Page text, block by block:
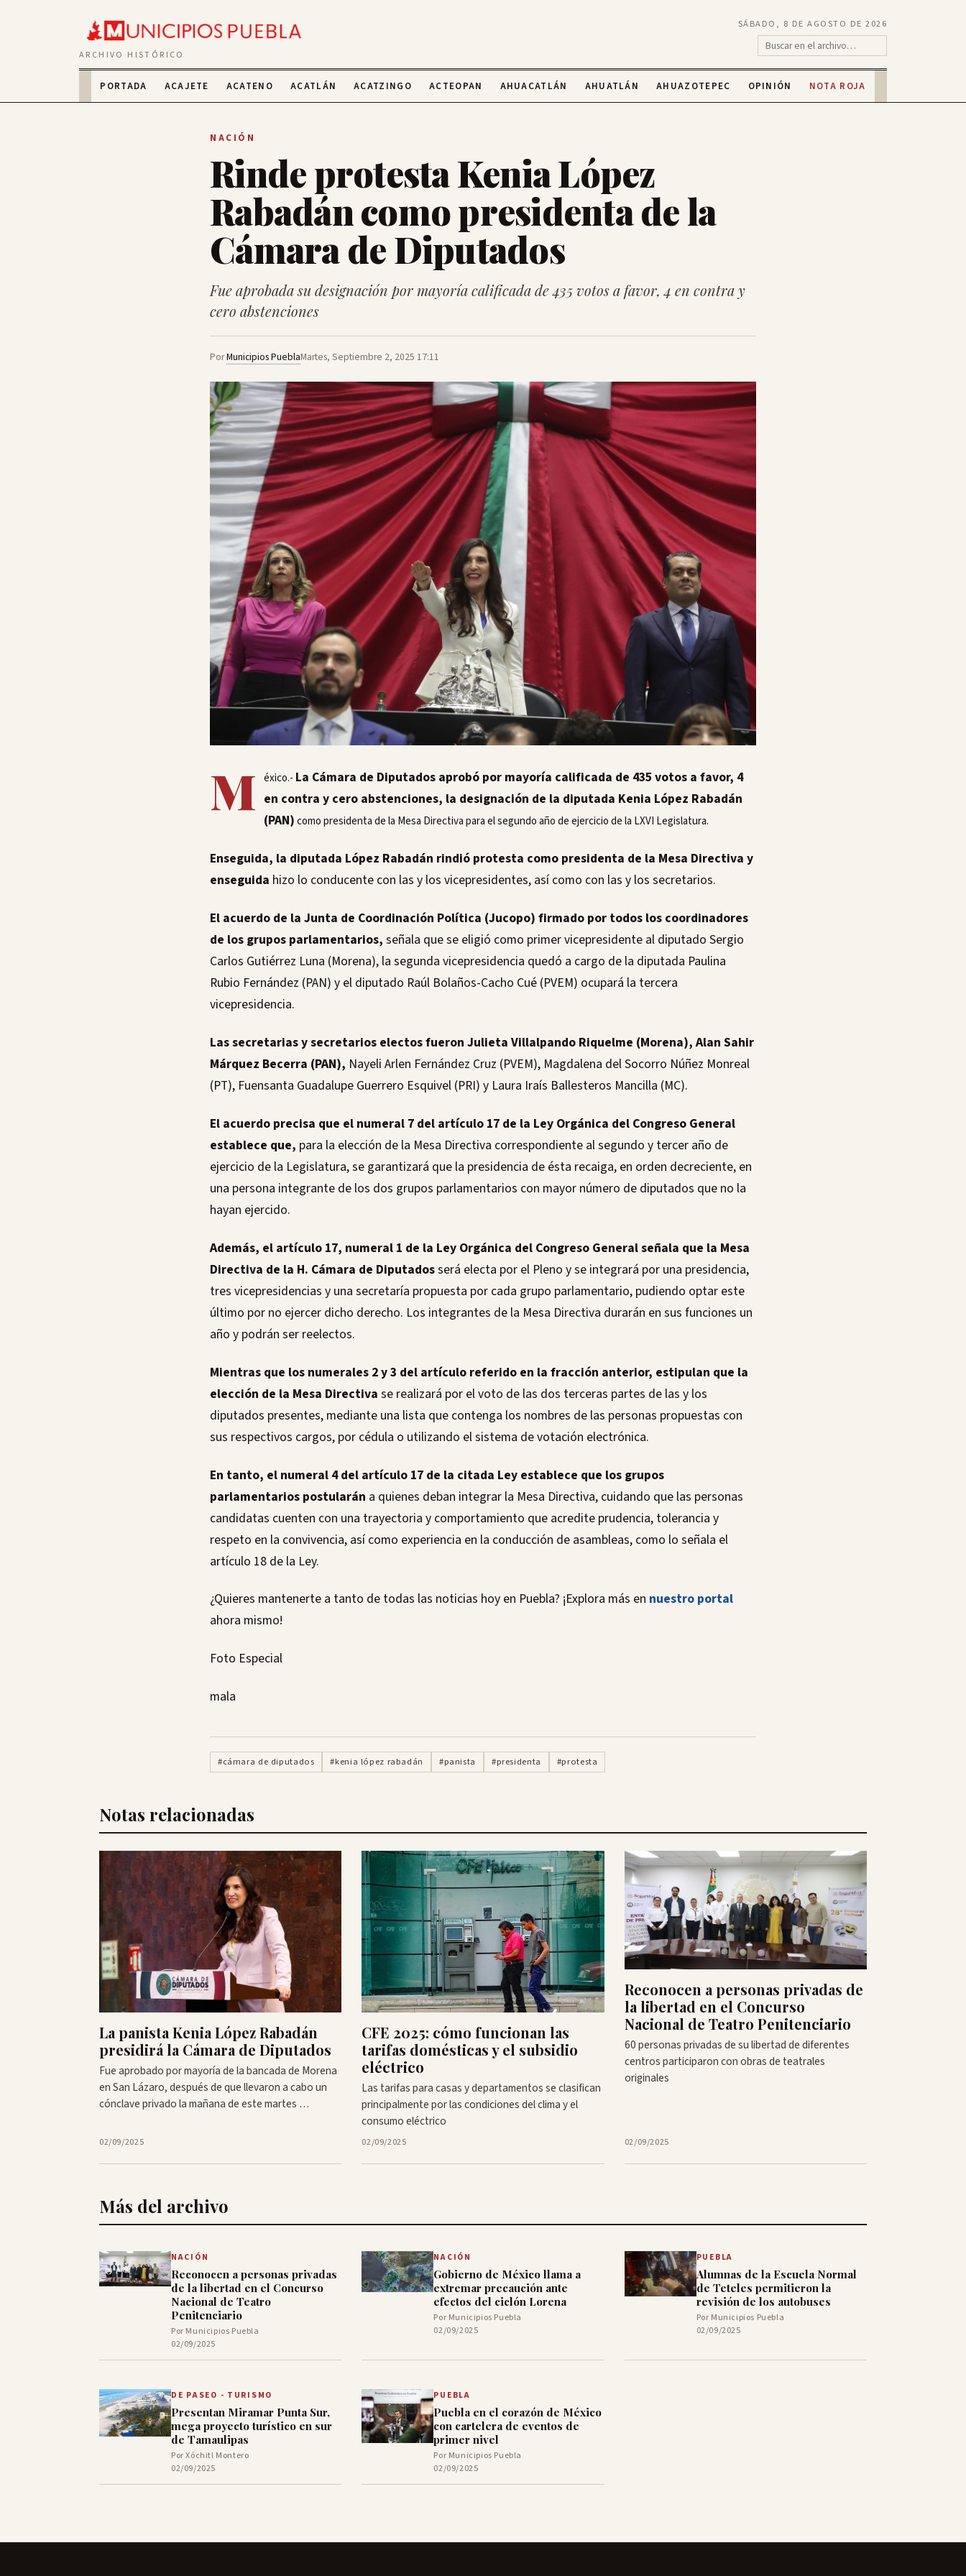
ARCHIVO HISTÓRICO
SÁBADO, 8 DE AGOSTO DE 2026
PORTADA ACAJETE ACATENO ACATLÁN ACATZINGO ACTEOPAN AHUACATLÁN AHUATLÁN AHUAZOTEPEC OPINIÓN NOTA ROJA
NACIÓN
Rinde protesta Kenia López
Rabadán como presidenta de la
Cámara de Diputados
Fue aprobada su designación por mayoría calificada de 435 votos a favor, 4 en contra y
cero abstenciones
PorMunicipios PueblaMartes, Septiembre 2, 2025 17:11
M éxico.- La Cámara de Diputados aprobó por mayoría calificada de 435 votos a favor, 4
en contra y cero abstenciones, la designación de la diputada Kenia López Rabadán
(PAN)como presidenta de la Mesa Directiva para el segundo año de ejercicio de la LXVI Legislatura.
Enseguida, la diputada López Rabadán rindió protesta como presidenta de la Mesa Directiva y
enseguida hizo lo conducente con las y los vicepresidentes, así como con las y los secretarios.
El acuerdo de la Junta de Coordinación Política (Jucopo) firmado por todos los coordinadores
de los grupos parlamentarios, señala que se eligió como primer vicepresidente al diputado Sergio
Carlos Gutiérrez Luna (Morena), la segunda vicepresidencia quedó a cargo de la diputada Paulina
Rubio Fernández (PAN) y el diputado Raúl Bolaños-Cacho Cué (PVEM) ocupará la tercera
vicepresidencia.
Las secretarias y secretarios electos fueron Julieta Villalpando Riquelme (Morena), Alan Sahir
Márquez Becerra (PAN), Nayeli Arlen Fernández Cruz (PVEM), Magdalena del Socorro Núñez Monreal
(PT), Fuensanta Guadalupe Guerrero Esquivel (PRI) y Laura Iraís Ballesteros Mancilla (MC).
El acuerdo precisa que el numeral 7 del artículo 17 de la Ley Orgánica del Congreso General
establece que, para la elección de la Mesa Directiva correspondiente al segundo y tercer año de
ejercicio de la Legislatura, se garantizará que la presidencia de ésta recaiga, en orden decreciente, en
una persona integrante de los dos grupos parlamentarios con mayor número de diputados que no la
hayan ejercido.
Además, el artículo 17, numeral 1 de la Ley Orgánica del Congreso General señala que la Mesa
Directiva de la H. Cámara de Diputadosserá electa por el Pleno y se integrará por una presidencia,
tres vicepresidencias y una secretaría propuesta por cada grupo parlamentario, pudiendo optar este
último por no ejercer dicho derecho. Los integrantes de la Mesa Directiva durarán en sus funciones un
año y podrán ser reelectos.
Mientras que los numerales 2 y 3 del artículo referido en la fracción anterior, estipulan que la
elección de la Mesa Directiva se realizará por el voto de las dos terceras partes de las y los
diputados presentes, mediante una lista que contenga los nombres de las personas propuestas con
sus respectivos cargos, por cédula o utilizando el sistema de votación electrónica.
En tanto, el numeral 4 del artículo 17 de la citada Ley establece que los grupos
parlamentarios postularán a quienes deban integrar la Mesa Directiva, cuidando que las personas
candidatas cuenten con una trayectoria y comportamiento que acredite prudencia, tolerancia y
respeto en la convivencia, así como experiencia en la conducción de asambleas, como lo señala el
artículo 18 de la Ley.
¿Quieres mantenerte a tanto de todas las noticias hoy en Puebla? ¡Explora más en nuestro portal
ahora mismo!
Foto Especial
mala
#cámara de diputados #kenia lópez rabadán #panista #presidenta #protesta
Notas relacionadas
La panista Kenia López Rabadán
presidirá la Cámara de Diputados
Fue aprobado por mayoría de la bancada de Morena
en San Lázaro, después de que llevaron a cabo un
cónclave privado la mañana de este martes …
02/09/2025
CFE 2025: cómo funcionan las
tarifas domésticas y el subsidio
eléctrico
Las tarifas para casas y departamentos se clasifican
principalmente por las condiciones del clima y el
consumo eléctrico
02/09/2025
Reconocen a personas privadas de
la libertad en el Concurso
Nacional de Teatro Penitenciario
60 personas privadas de su libertad de diferentes
centros participaron con obras de teatrales
originales
02/09/2025
Más del archivo
NACIÓN
Reconocen a personas privadas
de la libertad en el Concurso
Nacional de Teatro
Penitenciario
Por Municipios Puebla
02/09/2025
NACIÓN
Gobierno de México llama a
extremar precaución ante
efectos del ciclón Lorena
Por Municipios Puebla
02/09/2025
PUEBLA
Alumnas de la Escuela Normal
de Teteles permitieron la
revisión de los autobuses
Por Municipios Puebla
02/09/2025
DE PASEO - TURISMO
Presentan Miramar Punta Sur,
mega proyecto turístico en sur
de Tamaulipas
Por Xóchitl Montero
02/09/2025
PUEBLA
Puebla en el corazón de México
con cartelera de eventos de
primer nivel
Por Municipios Puebla
02/09/2025